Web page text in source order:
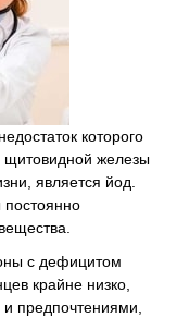
которого
железы
является йод.
постоянно
с дефицитом
крайне низко,
предпочтениями,